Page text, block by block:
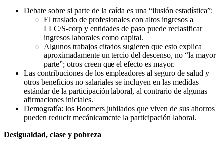
Debate sobre si parte de la caída es una “ilusión estadística”:
El traslado de profesionales con altos ingresos a
LLC/S-corp y entidades de paso puede reclasificar
ingresos laborales como capital.
Algunos trabajos citados sugieren que esto explica
aproximadamente un tercio del descenso, no “la mayor
parte”; otros creen que el efecto es mayor.
Las contribuciones de los empleadores al seguro de salud y
otros beneficios no salariales se incluyen en las medidas
estándar de la participación laboral, al contrario de algunas
afirmaciones iniciales.
Demografía: los Boomers jubilados que viven de sus ahorros
pueden reducir mecánicamente la participación laboral.
Desigualdad, clase y pobreza